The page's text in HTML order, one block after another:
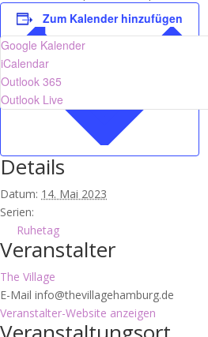
Zum Kalender hinzufügen
Google Kalender
iCalendar
Outlook 365
Outlook Live
Details
Datum: 14. Mai 2023
Serien:
Ruhetag
Veranstalter
The Village
E-Mail info@thevillagehamburg.de
Veranstalter-Website anzeigen